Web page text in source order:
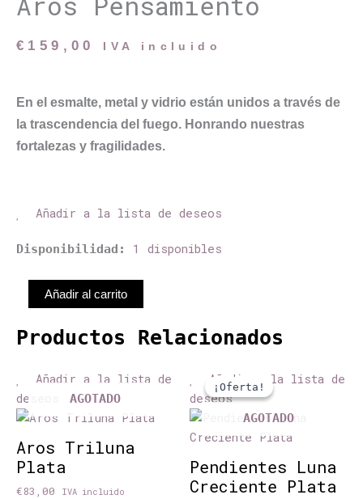
€ 159,00 IVA incluido
En el esmalte, metal y vidrio están unidos a través de
la trascendencia del fuego. Honrando nuestras
fortalezas y fragilidades.
Añadir a la lista de deseos
Disponibilidad: 1 disponibles
Aros
cantidadAñadir al carrito
Productos Relacionados
Añadir a la lista de
deseos
AGOTADO
Aros Triluna
Plata
€83,00 IVA incluido
Añadir a la lista de
deseos
¡Oferta!
AGOTADO
¡Oferta!
Pendientes Luna
Creciente Plata
precio
original
€60,00.
precio
actual
€30,00.